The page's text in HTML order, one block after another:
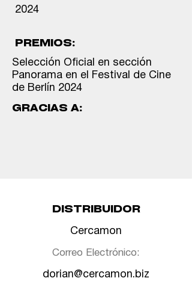
2024
PREMIOS:
Selección Oficial en sección
Panorama en el Festival de Cine
de Berlín 2024
GRACIAS A:
DISTRIBUIDOR
Cercamon
Correo Electrónico:
dorian@cercamon.biz